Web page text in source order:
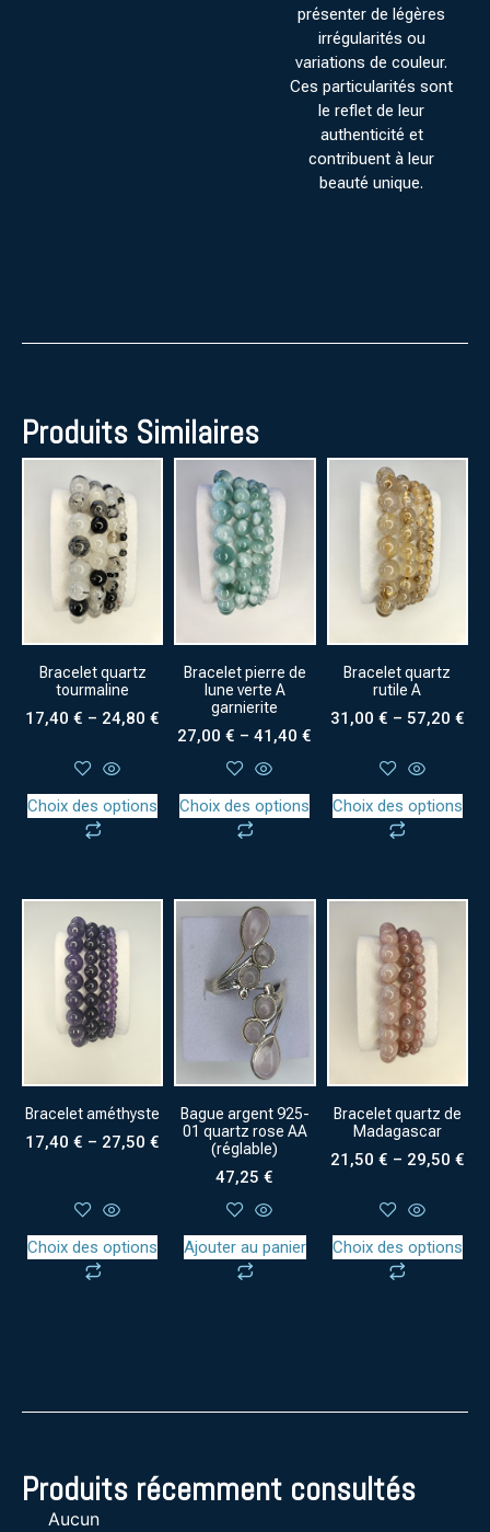
présenter de légères
irrégularités ou
variations de couleur.
Ces particularités sont
le reflet de leur
authenticité et
contribuent à leur
beauté unique.
Produits Similaires
Bracelet quartz
tourmaline
17,40€ – 24,80€
Choix des options
Bracelet pierre de
lune verte A
garnierite
27,00€ –41,40€
Choix des options
Bracelet quartz
rutile A
31,00 € – 57,20 €
Choix des options
Bracelet améthyste
17,40€ – 27,50€
Choix des options
Bague argent 925-
01 quartz rose AA
(réglable)
47,25€
Ajouter au panier
Bracelet quartz de
Madagascar
21,50 € – 29,50 €
Choix des options
Produits récemment consultés
Aucun